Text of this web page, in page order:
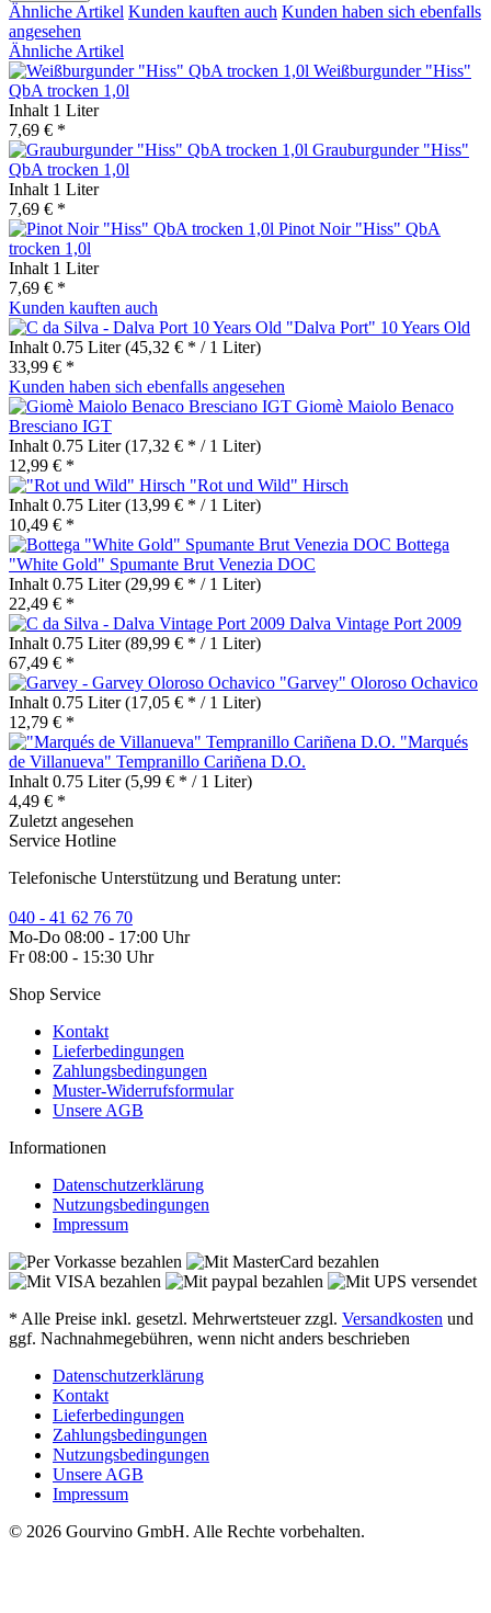
Ähnliche Artikel Kunden kauften auch Kunden haben sich ebenfalls
angesehen
Ähnliche Artikel
Weißburgunder "Hiss"
QbA trocken 1,0l
Inhalt 1 Liter
7,69 € *
Grauburgunder "Hiss"
QbA trocken 1,0l
Inhalt 1 Liter
7,69 € *
Pinot Noir "Hiss" QbA
trocken 1,0l
Inhalt 1 Liter
7,69 € *
Kunden kauften auch
"Dalva Port" 10 Years Old
Inhalt 0.75 Liter(45,32 € * / 1 Liter)
33,99 € *
Kunden haben sich ebenfalls angesehen
Giomè Maiolo Benaco
Bresciano IGT
Inhalt 0.75 Liter(17,32 € * / 1 Liter)
12,99 € *
"Rot und Wild" Hirsch
Inhalt 0.75 Liter(13,99 € * / 1 Liter)
10,49 € *
Bottega
"White Gold" Spumante Brut Venezia DOC
Inhalt 0.75 Liter(29,99 € * / 1 Liter)
22,49 € *
Dalva Vintage Port 2009
Inhalt 0.75 Liter(89,99 € * / 1 Liter)
67,49 € *
"Garvey" Oloroso Ochavico
Inhalt 0.75 Liter(17,05 € * / 1 Liter)
12,79 € *
"Marqués
de Villanueva" Tempranillo Cariñena D.O.
Inhalt 0.75 Liter(5,99 € * / 1 Liter)
4,49 € *
Zuletzt angesehen
Service Hotline
Telefonische Unterstützung und Beratung unter:
040 - 41 62 76 70
Mo-Do 08:00 - 17:00 Uhr
Fr 08:00 - 15:30 Uhr
Shop Service
Kontakt
Lieferbedingungen
Zahlungsbedingungen
Muster-Widerrufsformular
Unsere AGB
Informationen
Datenschutzerklärung
Nutzungsbedingungen
Impressum
* Alle Preise inkl. gesetzl. Mehrwertsteuer zzgl. Versandkosten und
ggf. Nachnahmegebühren, wenn nicht anders beschrieben
Datenschutzerklärung
Kontakt
Lieferbedingungen
Zahlungsbedingungen
Nutzungsbedingungen
Unsere AGB
Impressum
© 2026 Gourvino GmbH. Alle Rechte vorbehalten.